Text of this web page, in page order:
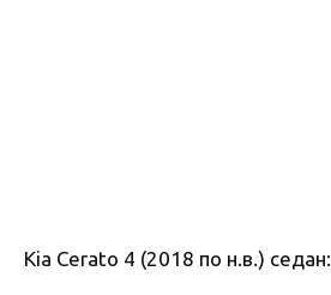
Kia Cerato 4 (2018 по н.в.) седан: